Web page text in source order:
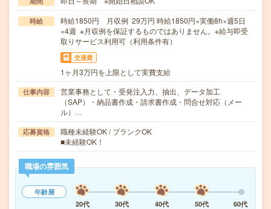
時給
時給1850円 月収例 29万円 時給1850円×実働8h×週5日
×4週 ※月収例を保証するものではありません。※給与即受
取りサービス利用可（利用条件有）
交通費
1ヶ月3万円を上限として実費支給
仕事内容
営業事務として・受発注入力、抽出、データ加工
（SAP）・納品書作成・請求書作成・問合せ対応（メー
ル）…
応募資格
職種未経験OK / ブランクOK
■未経験OK！
職場の雰囲気
年齢層
20代
30代 40代 50代
60代